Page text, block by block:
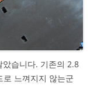
았습니다. 기존의 2.8
느껴지지 않는군